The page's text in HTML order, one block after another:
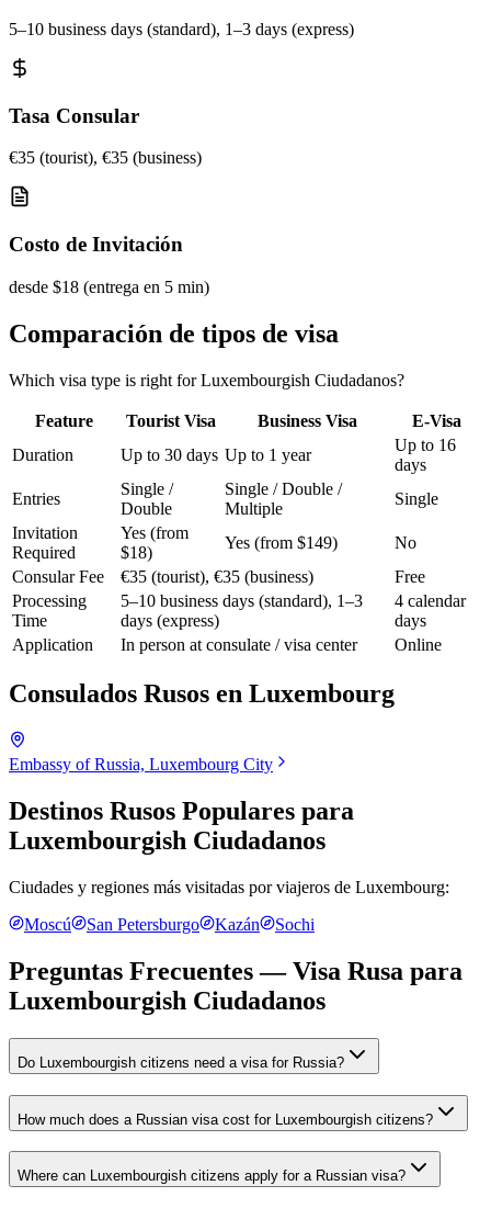
5–10 business days (standard), 1–3 days (express)
Tasa Consular
€35 (tourist), €35 (business)
Costo de Invitación
desde $18 (entrega en 5 min)
Comparación de tipos de visa
Which visa type is right for Luxembourgish Ciudadanos?
Feature Tourist Visa Business Visa
E-Visa
Duration
Up to 30 days Up to 1 year
Up to 16
days
Entries
Single /
Double
Single / Double /
Multiple
Single
Invitation
Required
Yes (from
$18)
Yes (from $149)
No
Consular Fee
€35 (tourist), €35 (business)
Free
Processing
Time
5–10 business days (standard), 1–3
days (express)
4 calendar
days
Application
In person at consulate / visa center Online
Consulados Rusos en Luxembourg
Embassy of Russia, Luxembourg City
Destinos Rusos Populares para
Luxembourgish Ciudadanos
Ciudades y regiones más visitadas por viajeros de Luxembourg:
Moscú
San Petersburgo Kazán Sochi
Preguntas Frecuentes — Visa Rusa para
Luxembourgish Ciudadanos
Do Luxembourgish citizens need a visa for Russia?
How much does a Russian visa cost for Luxembourgish citizens?
Where can Luxembourgish citizens apply for a Russian visa?